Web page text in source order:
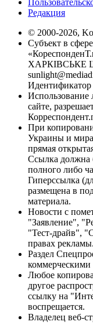
Редакция
© 2000-2026,
Субъект в
ХАРКІВСЬКЕ
сайте,
При
Украины и
прямая
Ссылка должна
полного либо
Гиперссылка
размещена в
материала.
Новости с
"Заявление",
"Тест-драйв",
правах рекламы.
Раздел
коммерческими
Любое
другое
ссылку на
воспрещается.
Владелец веб-